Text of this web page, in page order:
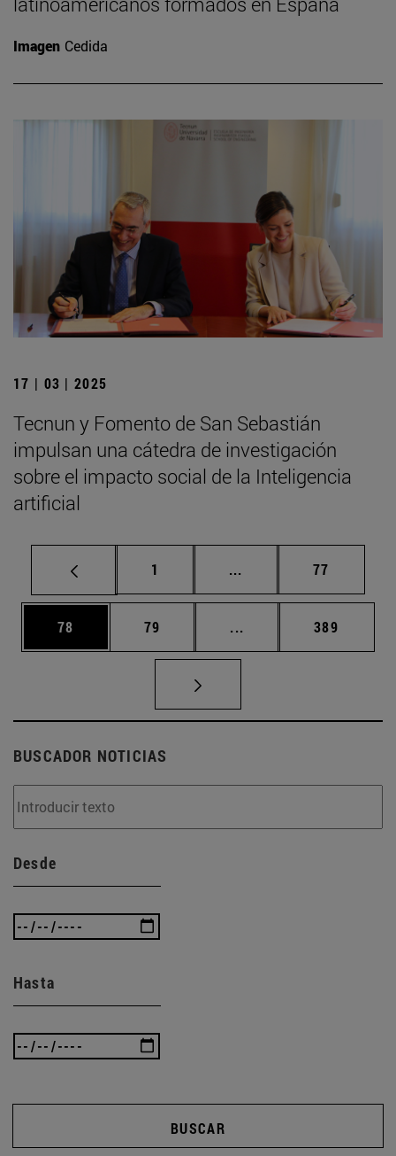
Imagen Cedida
17 | 03 | 2025
Tecnun y Fomento de San Sebastián
impulsan una cátedra de investigación
sobre el impacto social de la Inteligencia
artificial
Página
1 ... Páginas intermedias
Página
77
Página
78 Página
79 ... Páginas intermedias
Página
389
BUSCADOR NOTICIAS
Desde
Hasta
BUSCAR